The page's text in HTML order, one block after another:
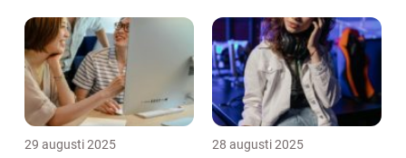
29 augusti 2025 28 augusti 2025